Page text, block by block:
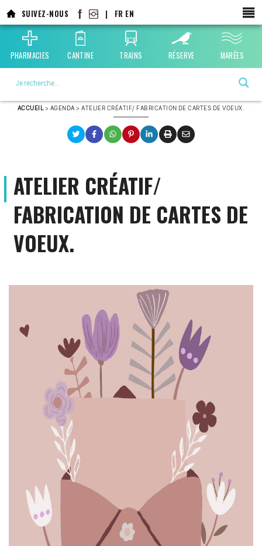
au
contenu
principal
SUIVEZ-NOUS | FR EN
PHARMACIES CANTINE TRAINS RÉSERVE MARÉES
ACCUEIL> AGENDA >ATELIER CRÉATIF/ FABRICATION DE CARTES DE VOEUX.
ATELIER CRÉATIF/
FABRICATION DE CARTES DE
VOEUX.